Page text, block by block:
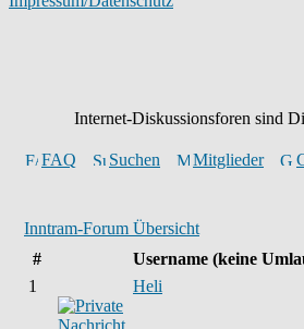
Internet-Diskussionsforen sind
FAQ Suchen Mitglieder
Inntram-Forum Übersicht
#
Username (keine
1
Heli